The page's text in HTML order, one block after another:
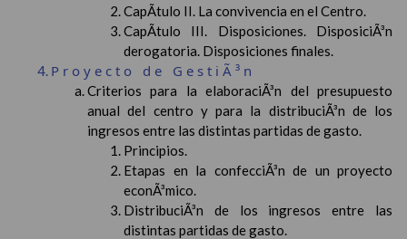
CapÃ­tulo II. La convivencia en el Centro.
CapÃ­tulo III. Disposiciones. DisposiciÃ³n
derogatoria. Disposiciones finales.
Proyecto de GestiÃ³n
Criterios para la elaboraciÃ³n del presupuesto
anual del centro y para la distribuciÃ³n de los
ingresos entre las distintas partidas de gasto.
Principios.
Etapas en la confecciÃ³n de un proyecto
econÃ³mico.
DistribuciÃ³n de los ingresos entre las
distintas partidas de gasto.